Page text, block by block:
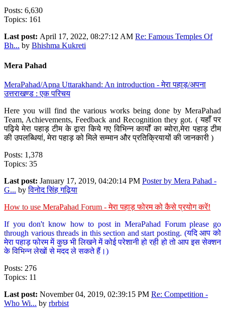
Posts: 6,630
Topics: 161
Last post: April 17, 2022, 08:27:12 AM Re: Famous Temples Of
Bh... by Bhishma Kukreti
Mera Pahad
MeraPahad/Apna Uttarakhand: An introduction - मेरा पहाड़/अपना
उत्तराखण्ड : एक परिचय
Here you will find the various works being done by MeraPahad
Team, Achievements, Feedback and Recognition they got. ( यहाँ पर
पढ़िये मेरा पहाड़ टीम के द्वारा किये गए विभिन्न कार्यों का ब्योरा,मेरा पहाड़ टीम
की उपलब्धियां, मेरा पहाड़ को मिले सम्मान और प्रतिक्रियायों की जानकारी )
Posts: 1,378
Topics: 35
Last post: January 17, 2019, 04:20:14 PM Poster by Mera Pahad -
G... byविनोद सिंह गढ़िया
How to use MeraPahad Forum - मेरा पहाड़ फोरम को कैसे प्रयोग करें!
If you don't know how to post in MeraPahad Forum please go
through various threads in this section and start posting. (यदि आप को
मेरा पहाड़ फोरम में कुछ भी लिखने में कोई परेशानी हो रही हो तो आप इस सेक्शन
के विभिन्न लेखों से मदद ले सकते हैं।)
Posts: 276
Topics: 11
Last post: November 04, 2019, 02:39:15 PM Re: Competition -
Who Wi... by rbrbist